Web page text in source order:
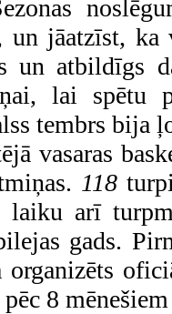
un jāatzīst,
un atbildīgs
lai spētu
tembrs bija
vasaras
118
laiku arī
gads.
8 mēnešiem